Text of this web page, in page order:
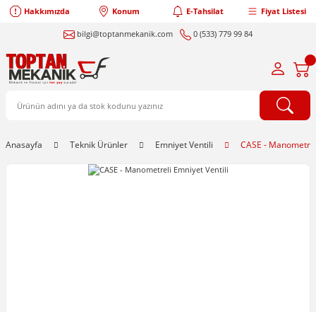
Hakkımızda Konum E-Tahsilat Fiyat Listesi
bilgi@toptanmekanik.com 0 (533) 779 99 84
Anasayfa Teknik Ürünler Emniyet Ventili CASE -